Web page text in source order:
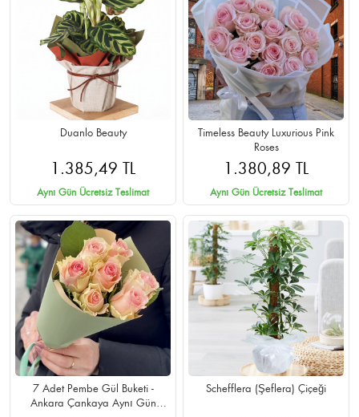
Duanlo Beauty
1.385,49 TL
Aynı Gün Ücretsiz Teslimat
Timeless Beauty Luxurious Pink
Roses
1.380,89 TL
Aynı Gün Ücretsiz Teslimat
7 Adet Pembe Gül Buketi -
Ankara Çankaya Aynı Gün
Schefflera (Şeflera) Çiçeği